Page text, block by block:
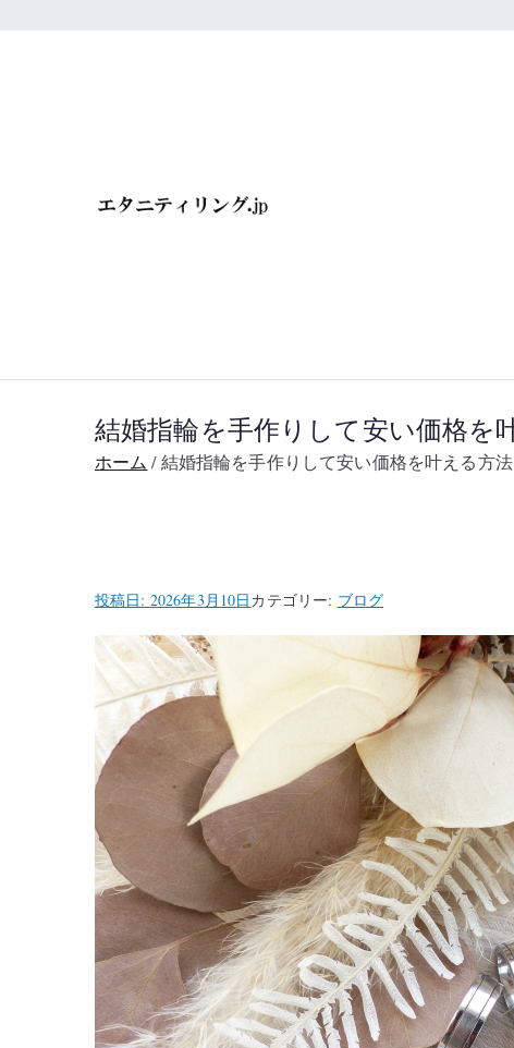
結婚指輪を手作りして安い価格を
ホーム 結婚指輪を手作りして安い価格を叶える方
投稿日: 2026年3月10日カテゴリー: ブログ